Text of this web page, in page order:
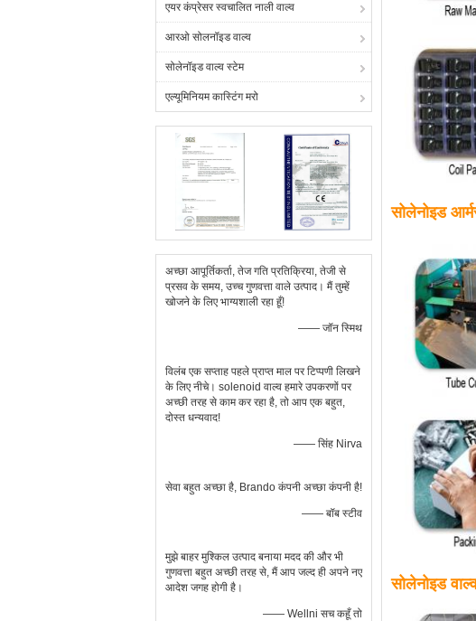
एयर कंप्रेसर स्वचालित नाली वाल्व
आरओ सोलनॉइड वाल्व
सोलेनॉइड वाल्व स्टेम
एल्यूमिनियम कास्टिंग मरो
अच्छा आपूर्तिकर्ता, तेज गति प्रतिक्रिया, तेजी से
प्रसव के समय, उच्च गुणवत्ता वाले उत्पाद। मैं तुम्हें
खोजने के लिए भाग्यशाली रहा हूँ!
—— जॉन स्मिथ
विलंब एक सप्ताह पहले प्राप्त माल पर टिप्पणी लिखने
के लिए नीचे। solenoid वाल्व हमारे उपकरणों पर
अच्छी तरह से काम कर रहा है, तो आप एक बहुत,
दोस्त धन्यवाद!
—— सिंह Nirva
सेवा बहुत अच्छा है, Brando कंपनी अच्छा कंपनी है!
—— बॉब स्टीव
मुझे बाहर मुश्किल उत्पाद बनाया मदद की और भी
गुणवत्ता बहुत अच्छी तरह से, मैं आप जल्द ही अपने नए
आदेश जगह होगी है।
—— Wellni सच कहूँ तो
सोलेनोइड
सोलेनोइड